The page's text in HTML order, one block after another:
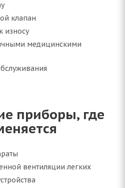
клапан
износу
медицинскими
приборы, где
вентиляции легких